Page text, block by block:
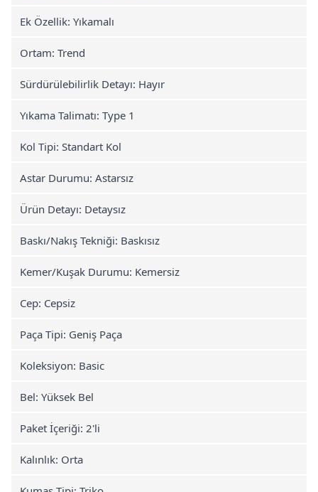
Ek Özellik: Yıkamalı
Ortam: Trend
Sürdürülebilirlik Detayı: Hayır
Yıkama Talimatı: Type 1
Kol Tipi: Standart Kol
Astar Durumu: Astarsız
Ürün Detayı: Detaysız
Baskı/Nakış Tekniği: Baskısız
Kemer/Kuşak Durumu: Kemersiz
Cep: Cepsiz
Paça Tipi: Geniş Paça
Koleksiyon: Basic
Bel: Yüksek Bel
Paket İçeriği: 2'li
Kalınlık: Orta